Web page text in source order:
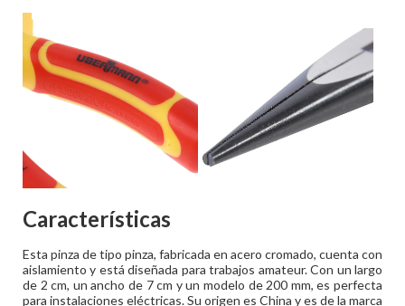
Características
Esta pinza de tipo pinza, fabricada en acero cromado, cuenta con
aislamiento y está diseñada para trabajos amateur. Con un largo
de 2 cm, un ancho de 7 cm y un modelo de 200 mm, es perfecta
para instalaciones eléctricas. Su origen es China y es de la marca